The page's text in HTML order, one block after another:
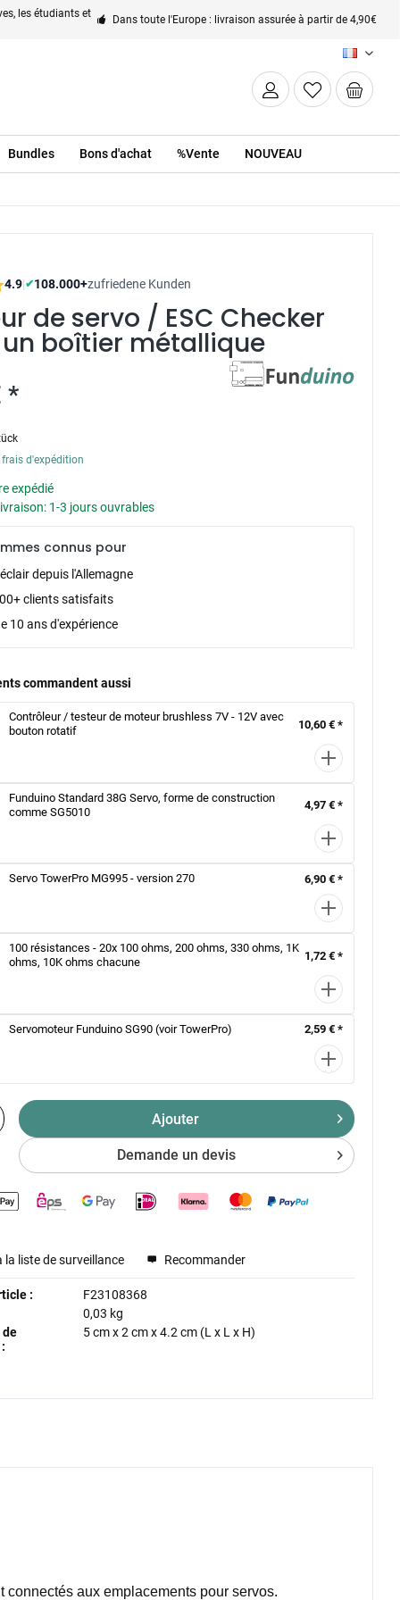
les étudiants et Dans toute l'Europe : livraison assurée à partir de 4,90€
FR
Bundles Bons d'achat %Vente NOUVEAU
4.9|✔108.000+zufriedene Kunden
de servo / ESC Checker
boîtier métallique
*
d'expédition
expédié
1-3 jours ouvrables
connus pour
depuis l'Allemagne
clients satisfaits
10 ans d'expérience
commandent aussi
Contrôleur / testeur de moteur brushless 7V - 12V avec
bouton rotatif
10,60 € *
Funduino Standard 38G Servo, forme de construction
comme SG5010
4,97 € *
Servo TowerPro MG995 - version 270 6,90 € *
100 résistances - 20x 100 ohms, 200 ohms, 330 ohms, 1K
ohms, 10K ohms chacune
1,72 € *
Servomoteur Funduino SG90 (voir TowerPro) 2,59 € *
Ajouter
Demande un devis
la liste de surveillance Recommander
:
F23108368
0,03 kg
de
5 cmx2 cmx4.2 cm (L x L x H)
aux emplacements pour servos.